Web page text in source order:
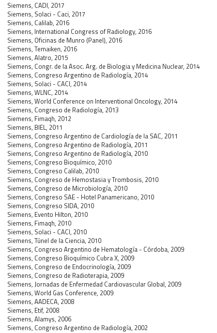
Siemens, CADI, 2017
Siemens, Solaci - Caci, 2017
Siemens, Calilab, 2016
Siemens, International Congress of Radiology, 2016
Siemens, Oficinas de Munro (Panel), 2016
Siemens, Temaiken, 2016
Siemens, Alatro, 2015
Siemens, Congr. de la Asoc. Arg. de Biologia y Medicina Nuclear, 2014
Siemens, Congreso Argentino de Radiología, 2014
Siemens, Solaci - CACI, 2014
Siemens, WLNC, 2014
Siemens, World Conference on Interventional Oncology, 2014
Siemens, Congreso de Radiología, 2013
Siemens, Fimaqh, 2012
Siemens, BIEL, 2011
Siemens, Congreso Argentino de Cardiología de la SAC, 2011
Siemens, Congreso Argentino de Radiología, 2011
Siemens, Congreso Argentino de Radiología, 2010
Siemens, Congreso Bioquímico, 2010
Siemens, Congreso Calilab, 2010
Siemens, Congreso de Hemostasia y Trombosis, 2010
Siemens, Congreso de Microbiología, 2010
Siemens, Congreso SAE - Hotel Panamericano, 2010
Siemens, Congreso SIDA, 2010
Siemens, Evento Hilton, 2010
Siemens, Fimaqh, 2010
Siemens, Solaci - CACI, 2010
Siemens, Túnel de la Ciencia, 2010
Siemens, Congreso Argentino de Hematología - Córdoba, 2009
Siemens, Congreso Bioquímico Cubra X, 2009
Siemens, Congreso de Endocrinología, 2009
Siemens, Congreso de Radioterapia, 2009
Siemens, Jornadas de Enfermedad Cardiovascular Global, 2009
Siemens, World Gas Conference, 2009
Siemens, AADECA, 2008
Siemens, Etif, 2008
Siemens, Alamys, 2006
Siemens, Congreso Argentino de Radiología, 2002